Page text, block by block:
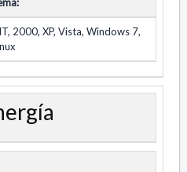
2000, XP, Vista, Windows 7,